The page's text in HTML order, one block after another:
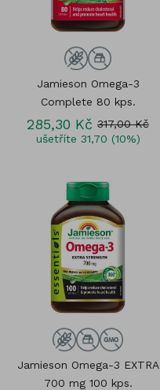
Jamieson Omega-3
Complete 80 kps.
285,30 Kč 317,00 Kč
ušetříte 31,70 (10%)
Jamieson Omega-3 EXTRA
700 mg 100 kps.